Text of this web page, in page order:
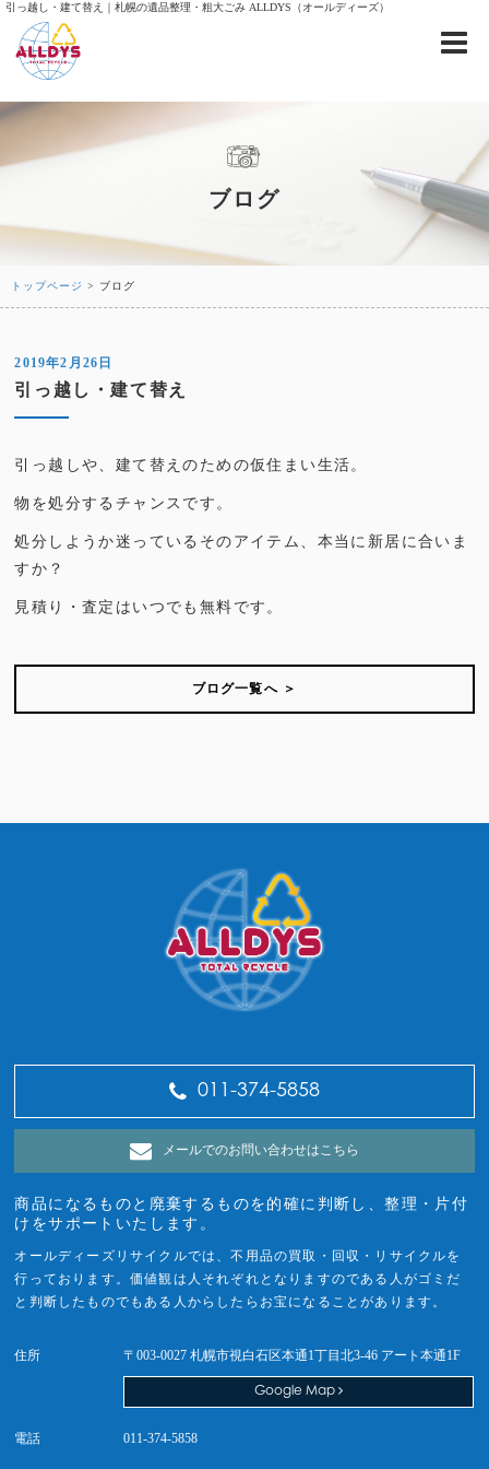
引っ越し・建て替え｜札幌の遺品整理・粗大ごみ ALLDYS（オールディーズ）
ブログ
トップページ > ブログ
2019年2月26日
引っ越し・建て替え
引っ越しや、建て替えのための仮住まい生活。
物を処分するチャンスです。
処分しようか迷っているそのアイテム、本当に新居に合いま
すか？
見積り・査定はいつでも無料です。
ブログ一覧へ ＞
011-374-5858
メールでのお問い合わせはこちら
商品になるものと廃棄するものを的確に判断し、整理・片付
けをサポートいたします。
オールディーズリサイクルでは、不用品の買取・回収・リサイクルを
行っております。価値観は人それぞれとなりますのである人がゴミだ
と判断したものでもある人からしたらお宝になることがあります。
住所 〒003-0027 札幌市視白石区本通1丁目北3-46 アート本通1F
Google Map
電話 011-374-5858